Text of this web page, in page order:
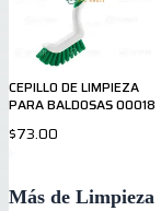
CEPILLO DE LIMPIEZA
PARA BALDOSAS 00018
$73.00
Más de Limpieza